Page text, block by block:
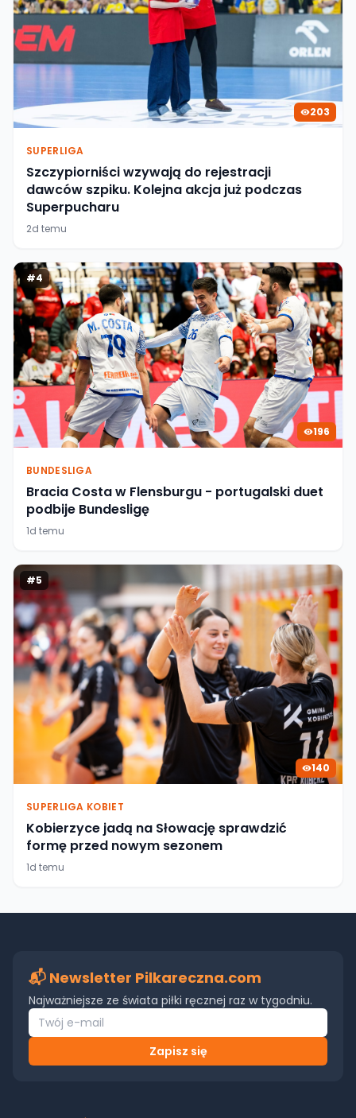
203
SUPERLIGA
Szczypiorniści wzywają do rejestracji
dawców szpiku. Kolejna akcja już podczas
Superpucharu
2d temu
#4
196
BUNDESLIGA
Bracia Costa w Flensburgu - portugalski duet
podbije Bundesligę
1d temu
#5
140
SUPERLIGA KOBIET
Kobierzyce jadą na Słowację sprawdzić
formę przed nowym sezonem
1d temu
📬 Newsletter Pilkareczna.com
Najważniejsze ze świata piłki ręcznej raz w tygodniu.
Zapisz się